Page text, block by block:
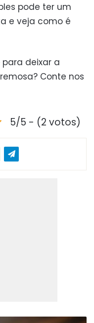
pode ter um
e veja como é
deixar a
Conte nos
5/5 - (2 votos)